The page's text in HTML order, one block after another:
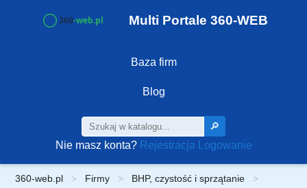
Multi Portale 360-WEB
Baza firm
Blog
🔎
Nie masz konta? Rejestracja Logowanie
360-web.pl Firmy
BHP, czystość i sprzątanie